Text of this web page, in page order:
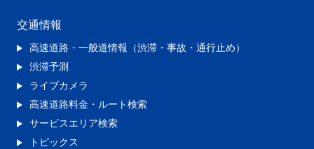
交通情報
高速道路・一般道情報（渋滞・事故・通行止め）
渋滞予測
ライブカメラ
高速道路料金・ルート検索
サービスエリア検索
トピックス